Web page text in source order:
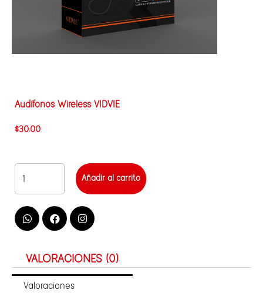
Audífonos Wireless VIDVIE
$30.00
Añadir al carrito
VALORACIONES (0)
Valoraciones